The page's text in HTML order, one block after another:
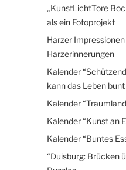
„KunstLichtTore
als ein Fotoprojekt
Harzer
Harzerinnerungen
Kalender
kann das Leben bunt
Kalender
Kalender “Kunst an
Kalender “Buntes
“Duisburg: Brücken